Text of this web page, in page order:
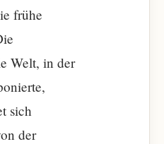
frühe
Welt, in der
sich
der